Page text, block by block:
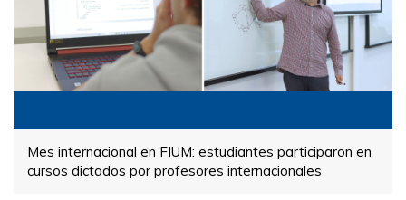
Mes internacional en FIUM: estudiantes participaron en
cursos dictados por profesores internacionales